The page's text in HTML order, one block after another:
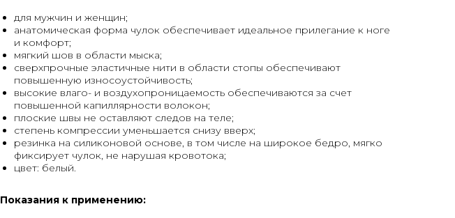
для мужчин и женщин;
анатомическая форма чулок обеспечивает идеальное прилегание к ноге
и комфорт;
мягкий шов в области мыска;
сверхпрочные эластичные нити в области стопы обеспечивают
повышенную износоустойчивость;
высокие влаго- и воздухопроницаемость обеспечиваются за счет
повышенной капиллярности волокон;
плоские швы не оставляют следов на теле;
степень компрессии уменьшается снизу вверх;
резинка на силиконовой основе, в том числе на широкое бедро, мягко
фиксирует чулок, не нарушая кровотока;
цвет: белый.
Показания к применению: